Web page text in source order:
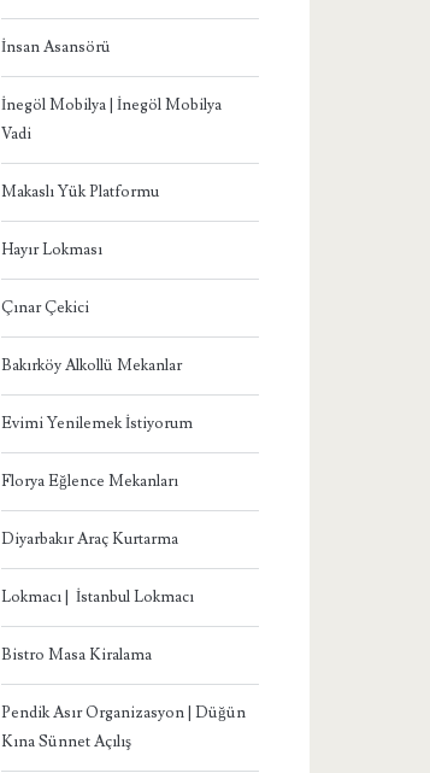
İnsan Asansörü
İnegöl Mobilya | İnegöl Mobilya
Vadi
Makaslı Yük Platformu
Hayır Lokması
Çınar Çekici
Bakırköy Alkollü Mekanlar
Evimi Yenilemek İstiyorum
Florya Eğlence Mekanları
Diyarbakır Araç Kurtarma
Lokmacı | İstanbul Lokmacı
Bistro Masa Kiralama
Pendik Asır Organizasyon | Düğün
Kına Sünnet Açılış